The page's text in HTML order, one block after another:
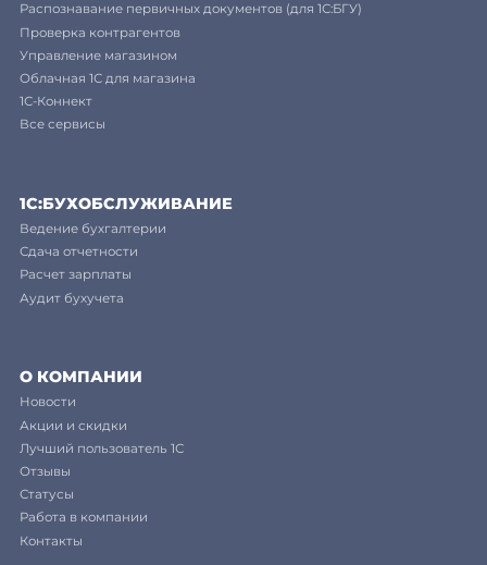
Распознавание первичных документов (для 1С:БГУ)
Проверка контрагентов
Управление магазином
Облачная 1С для магазина
1С-Коннект
Все сервисы
1C:БУХОБСЛУЖИВАНИЕ
Ведение бухгалтерии
Сдача отчетности
Расчет зарплаты
Аудит бухучета
О КОМПАНИИ
Новости
Акции и скидки
Лучший пользователь 1С
Отзывы
Статусы
Работа в компании
Контакты